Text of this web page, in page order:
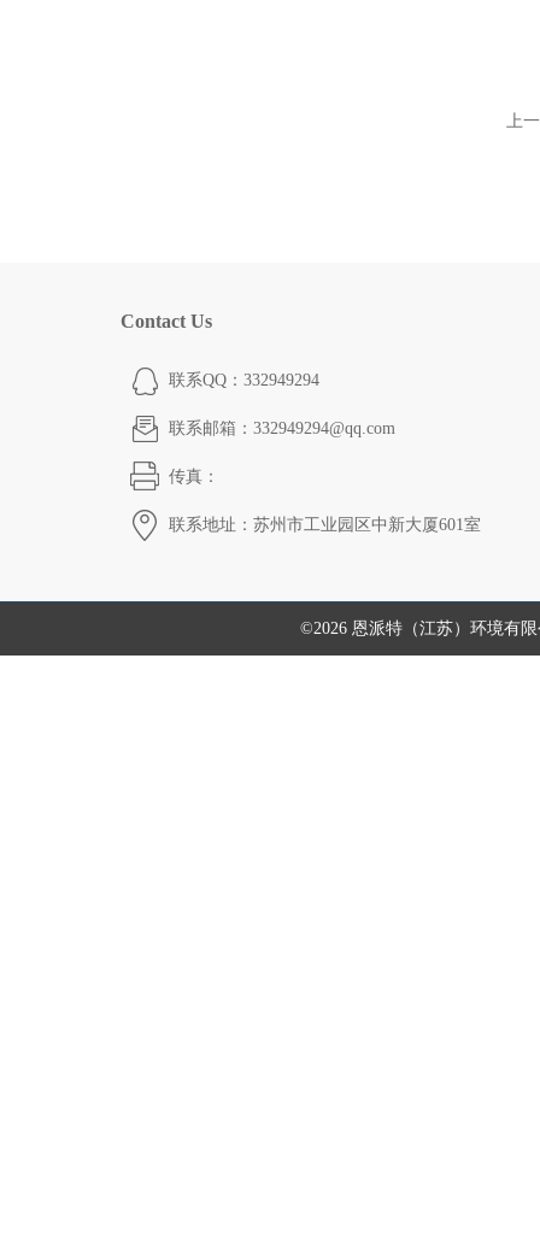
上
Contact Us
联系QQ：332949294
联系邮箱：332949294@qq.com
传真：
联系地址：苏州市工业园区中新大厦601室
©2026 恩派特（江苏）环境有